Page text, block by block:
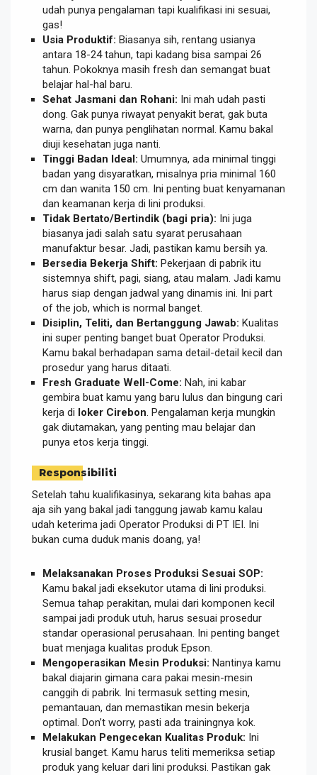
udah punya pengalaman tapi kualifikasi ini sesuai,
gas!
Usia Produktif: Biasanya sih, rentang usianya
antara 18-24 tahun, tapi kadang bisa sampai 26
tahun. Pokoknya masih fresh dan semangat buat
belajar hal-hal baru.
Sehat Jasmani dan Rohani: Ini mah udah pasti
dong. Gak punya riwayat penyakit berat, gak buta
warna, dan punya penglihatan normal. Kamu bakal
diuji kesehatan juga nanti.
Tinggi Badan Ideal: Umumnya, ada minimal tinggi
badan yang disyaratkan, misalnya pria minimal 160
cm dan wanita 150 cm. Ini penting buat kenyamanan
dan keamanan kerja di lini produksi.
Tidak Bertato/Bertindik (bagi pria): Ini juga
biasanya jadi salah satu syarat perusahaan
manufaktur besar. Jadi, pastikan kamu bersih ya.
Bersedia Bekerja Shift: Pekerjaan di pabrik itu
sistemnya shift, pagi, siang, atau malam. Jadi kamu
harus siap dengan jadwal yang dinamis ini. Ini part
of the job, which is normal banget.
Disiplin, Teliti, dan Bertanggung Jawab: Kualitas
ini super penting banget buat Operator Produksi.
Kamu bakal berhadapan sama detail-detail kecil dan
prosedur yang harus ditaati.
Fresh Graduate Well-Come: Nah, ini kabar
gembira buat kamu yang baru lulus dan bingung cari
kerja di loker Cirebon . Pengalaman kerja mungkin
gak diutamakan, yang penting mau belajar dan
punya etos kerja tinggi.
Responsibiliti
Setelah tahu kualifikasinya, sekarang kita bahas apa
aja sih yang bakal jadi tanggung jawab kamu kalau
udah keterima jadi Operator Produksi di PT IEI. Ini
bukan cuma duduk manis doang, ya!
Melaksanakan Proses Produksi Sesuai SOP:
Kamu bakal jadi eksekutor utama di lini produksi.
Semua tahap perakitan, mulai dari komponen kecil
sampai jadi produk utuh, harus sesuai prosedur
standar operasional perusahaan. Ini penting banget
buat menjaga kualitas produk Epson.
Mengoperasikan Mesin Produksi: Nantinya kamu
bakal diajarin gimana cara pakai mesin-mesin
canggih di pabrik. Ini termasuk setting mesin,
pemantauan, dan memastikan mesin bekerja
optimal. Don’t worry, pasti ada trainingnya kok.
Melakukan Pengecekan Kualitas Produk: Ini
krusial banget. Kamu harus teliti memeriksa setiap
produk yang keluar dari lini produksi. Pastikan gak